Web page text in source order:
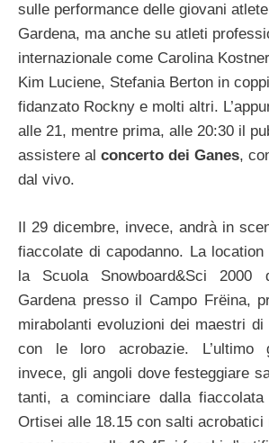
sulle performance delle giovani
Gardena, ma anche su atleti
internazionale come Carolina
Kim Luciene, Stefania Berton in
fidanzato Rockny e molti altri.
alle 21, mentre prima, alle 20:30 il
assistere al concerto dei Ganes,
dal vivo.
Il 29 dicembre, invece, andrà in
fiaccolate di capodanno. La location
la Scuola Snowboard&Sci
Gardena presso il Campo Frëina,
mirabolanti evoluzioni dei maestri
con le loro acrobazie. L’ultimo
invece, gli angoli dove festeggiare
tanti, a cominciare dalla
Ortisei alle 18.15 con salti acrobatici